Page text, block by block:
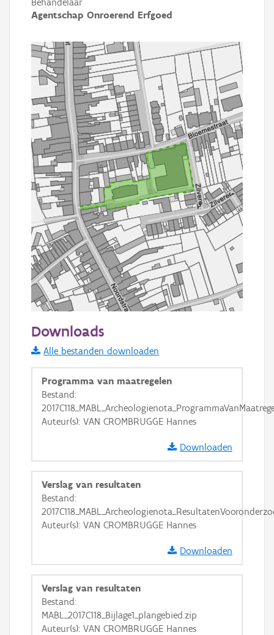
Agentschap Onroerend Erfgoed
Informatie Vlaanderen
i
+ −
Basis Lagen
OSM-Basiskaart
GRB-Basiskaart
GRB-Basiskaart in grijswaarden
Downloads
Alle bestanden downloaden
Programma van maatregelen
Bestand:
Auteur(s): VAN CROMBRUGGE Hannes
Downloaden
Verslag van resultaten
Bestand:
Auteur(s): VAN CROMBRUGGE Hannes
Downloaden
Verslag van resultaten
Bestand:
MABL_2017C118_Bijlage1_plangebied.zip
Auteur(s): VAN CROMBRUGGE Hannes